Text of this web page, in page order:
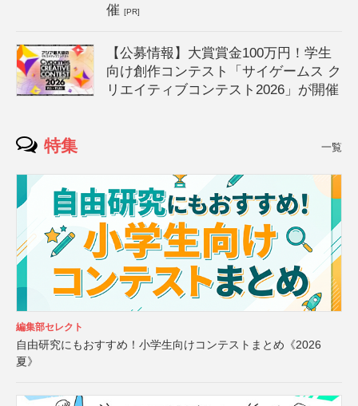
催[PR]
【公募情報】大賞賞金100万円！学生
向け創作コンテスト「サイゲームス ク
リエイティブコンテスト2026」が開催
特集 一覧
編集部セレクト
自由研究にもおすすめ！小学生向けコンテストまとめ《2026
夏》